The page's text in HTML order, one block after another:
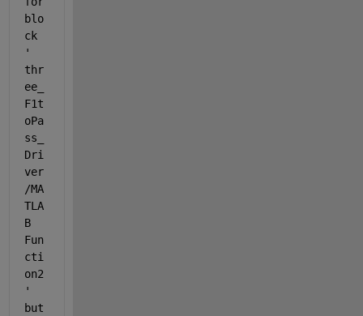
blo
ck
'
thr
ee_
F1t
oPa
ss_
Dri
ver
/MA
TLA
B
Fun
cti
on2
'
but